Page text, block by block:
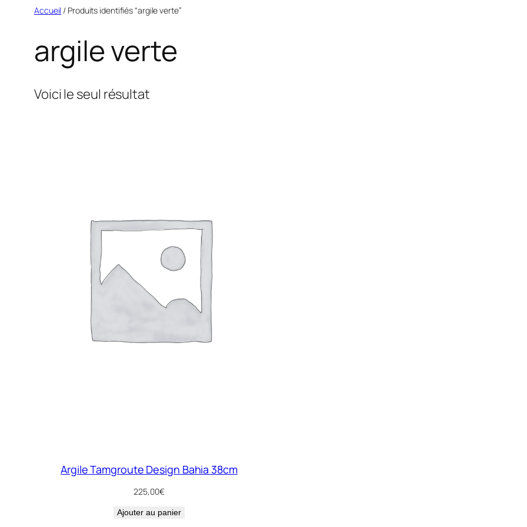
contenu
Accueil / Produits identifiés “argile verte”
argile verte
Voici le seul résultat
Argile Tamgroute Design Bahia 38cm
225,00€
Ajouter au panier